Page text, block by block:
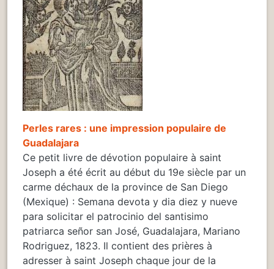
Perles rares : une impression populaire de
Guadalajara
Ce petit livre de dévotion populaire à saint
Joseph a été écrit au début du 19e siècle par un
carme déchaux de la province de San Diego
(Mexique) : Semana devota y dia diez y nueve
para solicitar el patrocinio del santisimo
patriarca señor san José, Guadalajara, Mariano
Rodriguez, 1823. Il contient des prières à
adresser à saint Joseph chaque jour de la